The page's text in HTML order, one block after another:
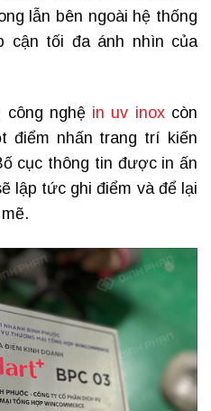
lẫn bên ngoài hệ thống
cận tối đa ánh nhìn của
nghệ in uv inoxcòn
điểm nhấn trang trí kiến
cục thông tin được in ấn
lập tức ghi điểm và để lại